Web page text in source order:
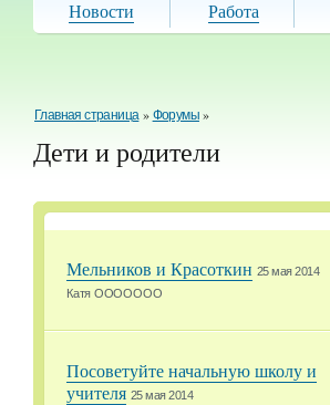
Новости Работа
Главная страница »Форумы»
Дети и родители
Мельников и Красоткин 25 мая 2014
Катя ООООООО
Посоветуйте начальную школу и
учителя 25 мая 2014